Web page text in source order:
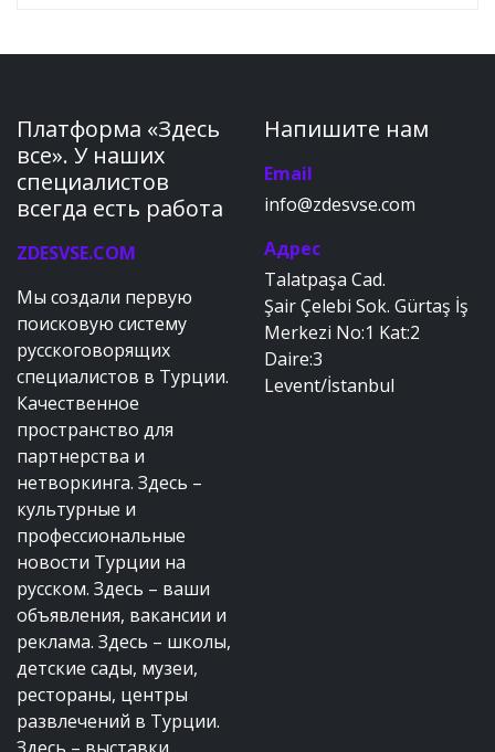
Платформа «Здесь
все». У наших
специалистов
всегда есть работа
ZDESVSE.COM
Мы создали первую
поисковую систему
русскоговорящих
специалистов в Турции.
Качественное
пространство для
партнерства и
нетворкинга. Здесь –
культурные и
профессиональные
новости Турции на
русском. Здесь – ваши
объявления, вакансии и
реклама. Здесь – школы,
детские сады, музеи,
рестораны, центры
развлечений в Турции.
Напишите нам
Email
info@zdesvse.com
Адрес
Talatpaşa Cad.
Şair Çelebi Sok. Gürtaş İş
Merkezi No:1 Kat:2
Daire:3
Levent/İstanbul